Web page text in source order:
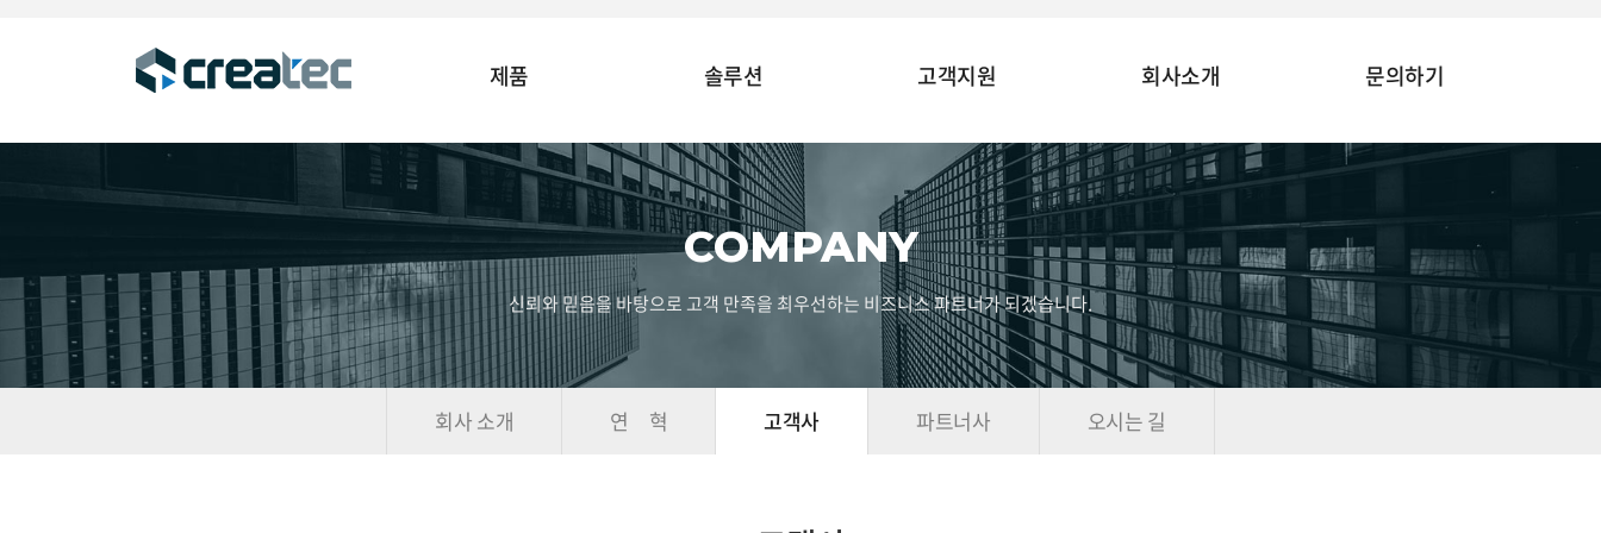
제품 솔루션 고객지원 회사소개 문의하기
COMPANY
신뢰와 믿음을 바탕으로 고객 만족을 최우선하는 비즈니스 파트너가 되겠습니다.
회사 소개 연 혁 고객사 파트너사 오시는 길